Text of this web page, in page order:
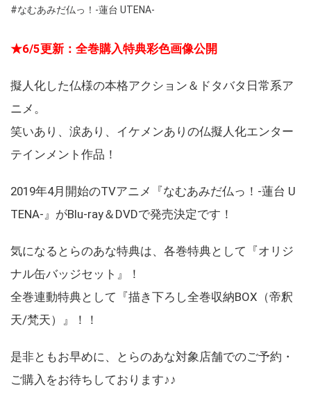
#なむあみだ仏っ！-蓮台 UTENA-
★6/5更新：全巻購入特典彩色画像公開
擬人化した仏様の本格アクション＆ドタバタ日常系ア
ニメ。
笑いあり、涙あり、イケメンありの仏擬人化エンター
テインメント作品！
2019年4月開始のTVアニメ『なむあみだ仏っ！-蓮台 U
TENA-』がBlu-ray＆DVDで発売決定です！
気になるとらのあな特典は、各巻特典として『オリジ
ナル缶バッジセット』！
全巻連動特典として『描き下ろし全巻収納BOX（帝釈
天/梵天）』！！
是非ともお早めに、とらのあな対象店舗でのご予約・
ご購入をお待ちしております♪♪